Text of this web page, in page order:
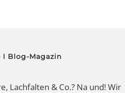
I Blog-Magazin
Lachfalten & Co.? Na und! Wir